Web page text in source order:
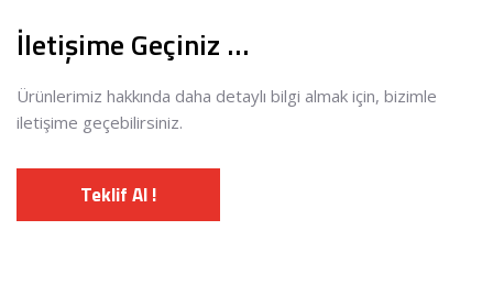
İletişime Geçiniz …
Ürünlerimiz hakkında daha detaylı bilgi almak için, bizimle
iletişime geçebilirsiniz.
Teklif Al !